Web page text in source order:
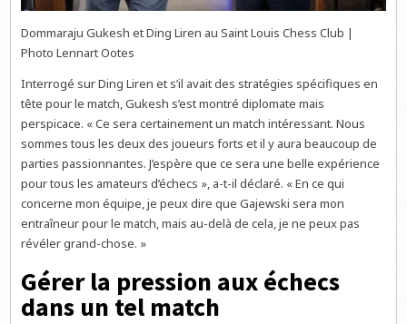
Dommaraju Gukesh et Ding Liren au Saint Louis Chess Club |
Photo Lennart Ootes
Interrogé sur Ding Liren et s’il avait des stratégies spécifiques en
tête pour le match, Gukesh s’est montré diplomate mais
perspicace. « Ce sera certainement un match intéressant. Nous
sommes tous les deux des joueurs forts et il y aura beaucoup de
parties passionnantes. J’espère que ce sera une belle expérience
pour tous les amateurs d’échecs », a-t-il déclaré. « En ce qui
concerne mon équipe, je peux dire que Gajewski sera mon
entraîneur pour le match, mais au-delà de cela, je ne peux pas
révéler grand-chose. »
Gérer la pression aux échecs
dans un tel match